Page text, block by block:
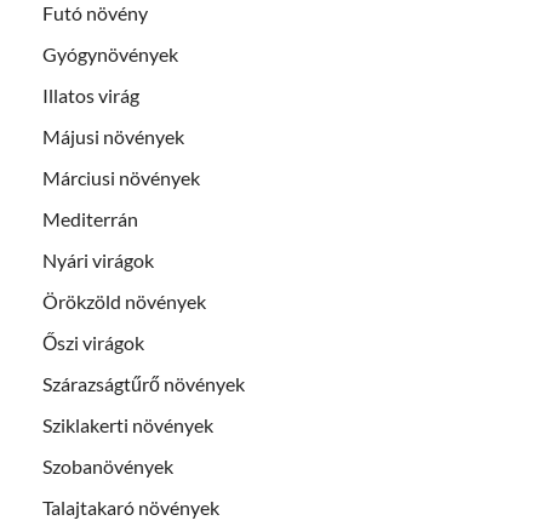
Futó növény
Gyógynövények
Illatos virág
Májusi növények
Márciusi növények
Mediterrán
Nyári virágok
Örökzöld növények
Őszi virágok
Szárazságtűrő növények
Sziklakerti növények
Szobanövények
Talajtakaró növények